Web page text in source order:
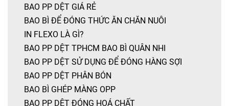
BAO PP DỆT GIÁ RẺ
BAO BÌ ĐỂ ĐÓNG THỨC ĂN CHĂN NUÔI
IN FLEXO LÀ GÌ?
BAO PP DỆT TPHCM BAO BÌ QUÂN NHI
BAO PP DỆT SỬ DỤNG ĐỂ ĐÓNG HÀNG SỢI
BAO PP DỆT PHÂN BÓN
BAO BÌ GHÉP MÀNG OPP
BAO PP DỆT ĐÓNG HOÁ CHẤT